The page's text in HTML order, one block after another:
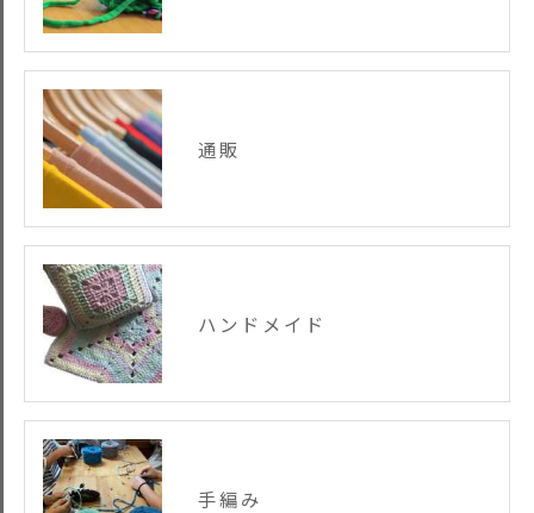
通販
ハンドメイド
手編み